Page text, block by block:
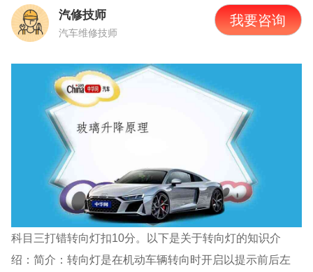
汽修技师
汽车维修技师
我要咨询
科目三打错转向灯扣10分。以下是关于转向灯的知识介
绍：简介：转向灯是在机动车辆转向时开启以提示前后左